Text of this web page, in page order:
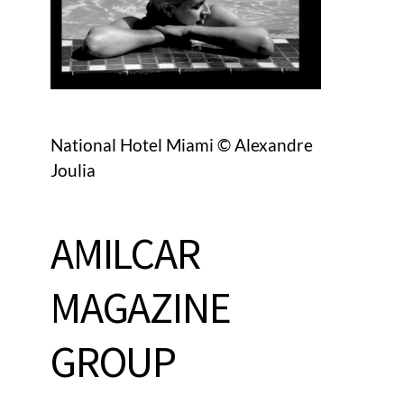
National Hotel Miami © Alexandre
Joulia
AMILCAR
MAGAZINE
GROUP